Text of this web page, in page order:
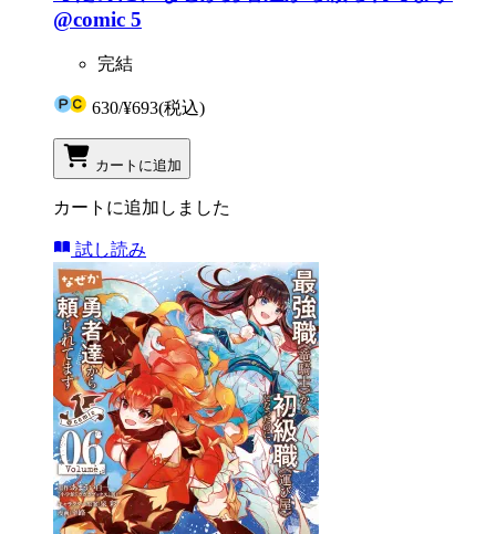
@comic 5
完結
630/¥693(税込)
カートに追加
カートに追加しました
試し読み